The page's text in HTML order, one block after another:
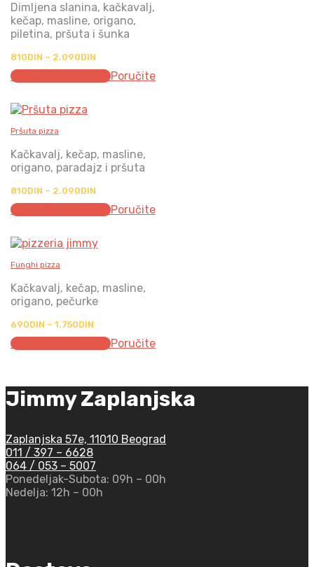
Dimljena slanina, kačkavalj,
kečap, masline, origano,
piletina, pršuta i šunka
810DIN – 2.090DIN
цена:
Одаберите опцијеPoručite
Pršuta pizza
Kačkavalj, kečap, masline,
origano, paradajz i pršuta
810DIN – 2.090DIN
цена:
2.090DIN
Одаберите опцијеPoručite
Funghi pizza
Kačkavalj, kečap, masline,
origano, pečurke
690DIN – 1.750DIN
цена:
Одаберите опцијеPoručite
Jimmy Zaplanjska
Zaplanjska 57e, 11010 Beograd
011 / 397 – 6628
064 / 053 – 5007
Ponedeljak-Subota: 09h – 00h
Nedelja: 12h – 00h